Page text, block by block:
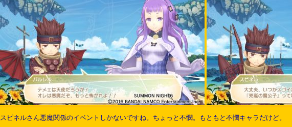
スピネルさん悪魔関係のイベントしかないですね。ちょっと不憫。もともと不憫キャラだけど。